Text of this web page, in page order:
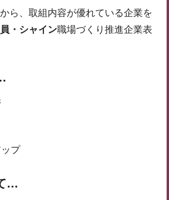
ら、取組内容が優れている企業を
・シャイン職場づくり推進企業表
プ
…